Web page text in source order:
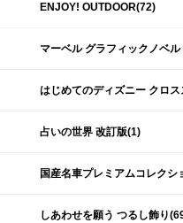
ENJOY! OUTDOOR(72)
マーベル グラフィックノベ
はじめてのディズニー クロ
占いの世界 改訂版(1)
国産名車プレミアムコレクシ
しあわせを願う つるし飾り